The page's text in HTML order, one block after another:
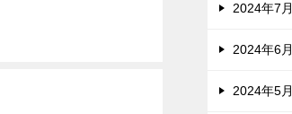
2024年7月
2024年6月
2024年5月